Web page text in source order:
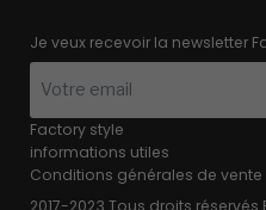
Je veux recevoir la newsletter
Factory style
informations utiles
Conditions générales de vente
2017-2023 Tous droits réservés